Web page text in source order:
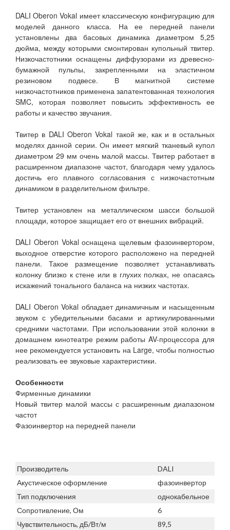
DALI Oberon Vokal имеет классическую конфигурацию для
моделей данного класса. На ее передней панели
установлены два басовых динамика диаметром 5,25
дюйма, между которыми смонтирован купольный твитер.
Низкочастотники оснащены диффузорами из древесно-
бумажной пульпы, закрепленными на эластичном
резиновом подвесе. В магнитной системе
низкочастотников применена запатентованная технология
SMC, которая позволяет повысить эффективность ее
работы и качество звучания.
Твитер в DALI Oberon Vokal такой же, как и в остальных
моделях данной серии. Он имеет мягкий тканевый купол
диаметром 29 мм очень малой массы. Твитер работает в
расширенном диапазоне частот, благодаря чему удалось
достичь его плавного согласования с низкочастотным
динамиком в разделительном фильтре.
Твитер установлен на металлическом шасси большой
площади, которое защищает его от внешних вибраций.
DALI Oberon Vokal оснащена щелевым фазоинвертором,
выходное отверстие которого расположено на передней
панели. Такое размещение позволяет устанавливать
колонку близко к стене или в глухих полках, не опасаясь
искажений тонального баланса на низких частотах.
DALI Oberon Vokal обладает динамичным и насыщенным
звуком с убедительными басами и артикулированными
средними частотами. При использовании этой колонки в
домашнем кинотеатре режим работы AV-процессора для
нее рекомендуется установить на Large, чтобы полностью
реализовать ее звуковые характеристики.
Особенности
Фирменные динамики
Новый твитер малой массы с расширенным диапазоном
частот
Фазоинвертор на передней панели
Производитель
DALI
Акустическое оформление
фазоинвертор
Тип подключения
однокабельное
Сопротивление, Ом
6
Чувствительность, дБ/Вт/м
89,5